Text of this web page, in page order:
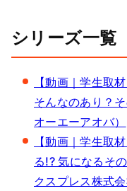
シリーズ一覧
【動画｜学生取
そんなのあり？
オーエーアオバ）
【動画｜学生取
る!? 気になるそ
クスプレス株式会